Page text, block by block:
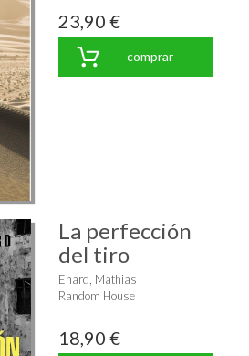
23,90 €
comprar
La perfección
del tiro
Enard, Mathias
Random House
18,90 €